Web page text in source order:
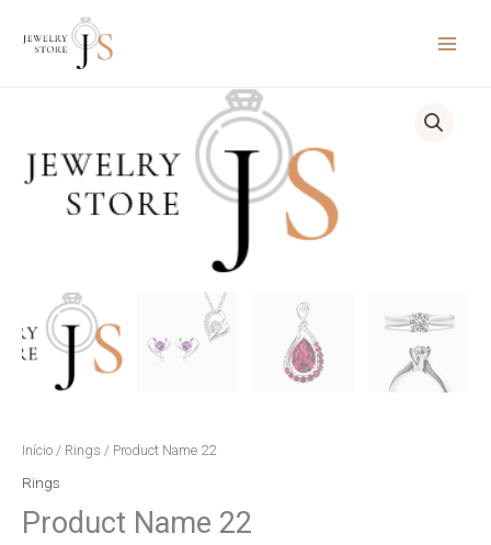
para
Início / Rings / Product Name 22
Rings
Product Name 22
22
quantidade